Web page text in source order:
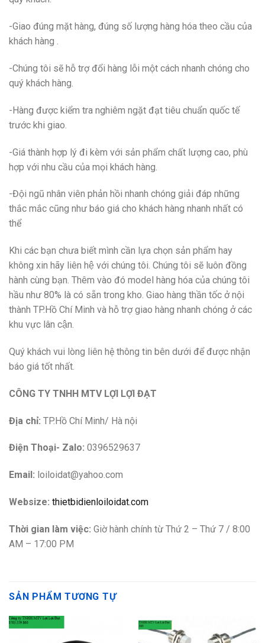
-Giao đúng mặt hàng, đúng số lượng hàng hóa theo cầu của
khách hàng .
-Chúng tôi sẽ hỗ trợ đổi hàng lỗi một cách nhanh chóng cho
quý khách hàng.
-Hàng được kiểm tra nghiêm ngặt đạt tiêu chuẩn quốc tế
trước khi giao.
-Giá thành hợp lý đi kèm với sản phẩm chất lượng cao, phù
hợp với nhu cầu của mọi khách hàng.
-Đội ngũ nhân viên phản hồi nhanh chóng giải đáp những
thắc mắc cũng như báo giá cho khách hàng nhanh nhất có
thể
Khi các bạn chưa biết mình cần lựa chọn sản phẩm hay
không xin hãy liên hệ với chúng tôi. Chúng tôi sẽ luôn đồng
hành cùng bạn. Thêm vào đó model hàng hóa của chúng tôi
hầu như 80% là có sẵn trong kho. Giao hàng thần tốc ở nội
thành TP.Hồ Chí Minh và hỗ trợ giao hàng nhanh chóng ở các
khu vực lân cận.
Quý khách vui lòng liên hệ thông tin bên dưới để được nhận
báo giá tốt nhất.
CÔNG TY TNHH MTV LỢI LỢI ĐẠT
Địa chỉ: TP.Hồ Chí Minh/ Hà nội
Điện Thoại- Zalo: 0396529637
Email: loiloidat@yahoo.com
Websize: thietbidienloiloidat.com
Thời gian làm việc: Giờ hành chính từ Thứ 2 – Thứ 7 / 8:00
AM – 17:00 PM
SẢN PHẨM TƯƠNG TỰ